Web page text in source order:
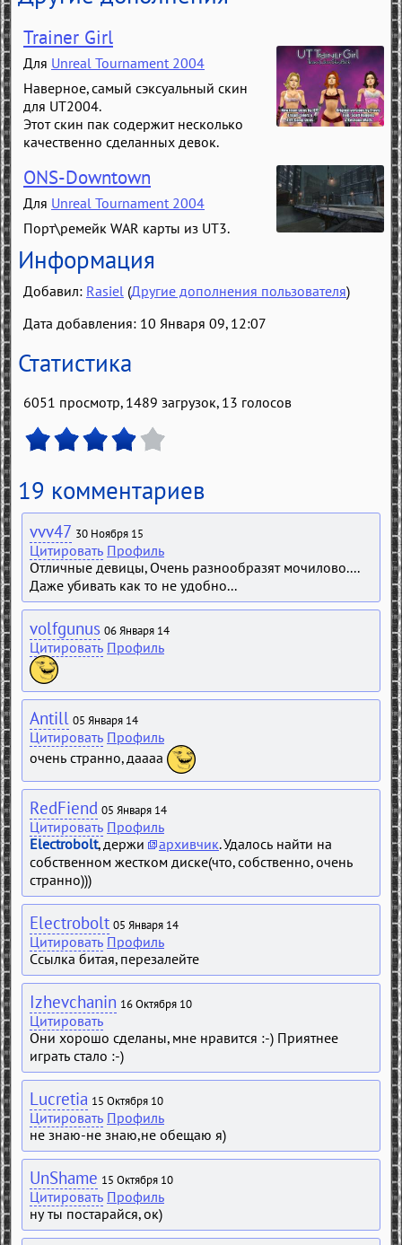
Trainer Girl
Для Unreal Tournament 2004
Наверное, самый сэксуальный скин
для UT2004.
Этот скин пак содержит несколько
качественно сделанных девок.
ONS-Downtown
Для Unreal Tournament 2004
Порт\ремейк WAR карты из UT3.
Информация
Добавил: Rasiel (Другие дополнения пользователя)
Дата добавления: 10 Января 09, 12:07
Статистика
6051 просмотр, 1489 загрузок, 13 голосов
19 комментариев
vvv47 30 Ноября 15
Цитировать Профиль
Отличные девицы, Очень разнообразят мочилово....
Даже убивать как то не удобно...
volfgunus 06 Января 14
Цитировать Профиль
Antill 05 Января 14
Цитировать Профиль
очень странно, даааа
RedFiend 05 Января 14
Цитировать Профиль
Electrobolt, держи архивчик. Удалось найти на
собственном жестком диске(что, собственно, очень
странно)))
Electrobolt 05 Января 14
Цитировать Профиль
Ссылка битая, перезалейте
Izhevchanin 16 Октября 10
Цитировать
Они хорошо сделаны, мне нравится :-) Приятнее
играть стало :-)
Lucretia 15 Октября 10
Цитировать Профиль
не знаю-не знаю,не обещаю я)
UnShame 15 Октября 10
Цитировать Профиль
ну ты постарайся, ок)